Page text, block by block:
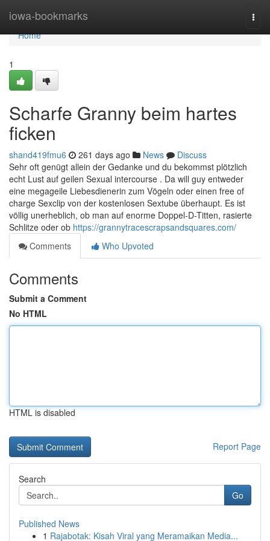
iowa-bookmarks
Home
Home
1
Scharfe Granny beim hartes
ficken
shand419fmu6 261 days ago News
Discuss
Sehr oft genügt allein der Gedanke und du bekommst plötzlich
echt Lust auf geilen Sexual intercourse . Da will guy entweder
eine megageile Liebesdienerin zum Vögeln oder einen free of
charge Sexclip von der kostenlosen Sextube überhaupt. Es ist
völlig unerheblich, ob man auf enorme Doppel-D-Titten, rasierte
Schlitze oder ob https://grannytracescrapsandsquares.com/
Comments
Who Upvoted
Comments
Submit a Comment
No HTML
HTML is disabled
Report Page
Search
Go
Published News
1 Rajabotak: Kisah Viral yang Meramaikan Media...